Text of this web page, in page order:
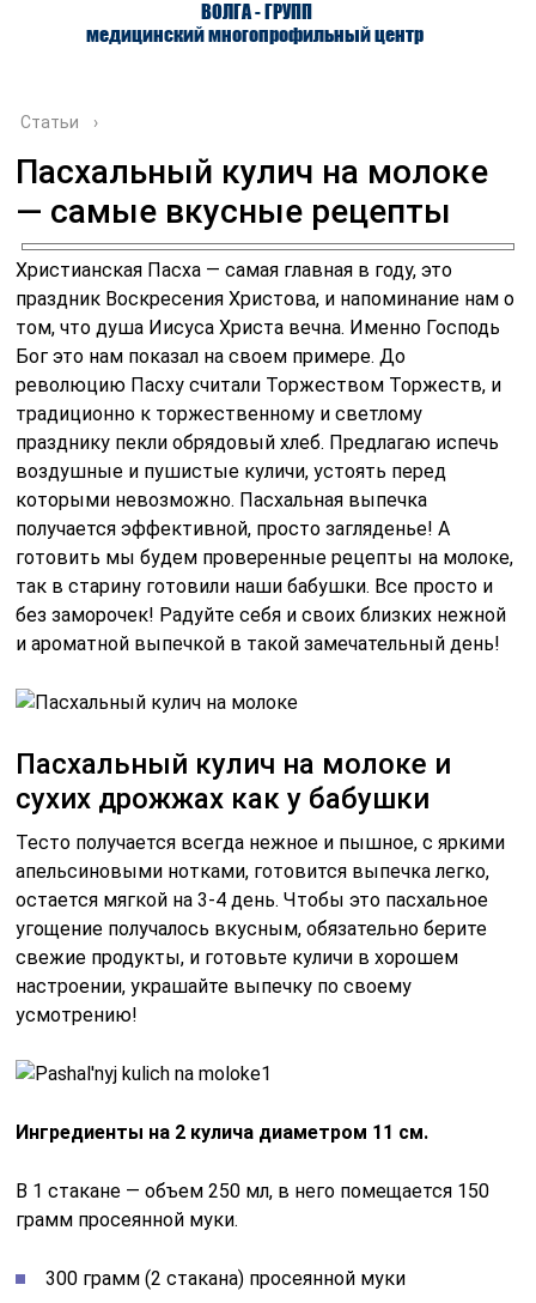
ВОЛГА - ГРУПП
медицинский многопрофильный центр
О ЦЕНТРЕ ВРАЧИ УСЛУГИ
Статьи ›
Пасхальный кулич на молоке
— самые вкусные рецепты
Христианская Пасха — самая главная в году, это
праздник Воскресения Христова, и напоминание нам о
том, что душа Иисуса Христа вечна. Именно Господь
Бог это нам показал на своем примере. До
революцию Пасху считали Торжеством Торжеств, и
традиционно к торжественному и светлому
празднику пекли обрядовый хлеб. Предлагаю испечь
воздушные и пушистые куличи, устоять перед
которыми невозможно. Пасхальная выпечка
получается эффективной, просто загляденье! А
готовить мы будем проверенные рецепты на молоке,
так в старину готовили наши бабушки. Все просто и
без заморочек! Радуйте себя и своих близких нежной
и ароматной выпечкой в такой замечательный день!
Пасхальный кулич на молоке и
сухих дрожжах как у бабушки
Тесто получается всегда нежное и пышное, с яркими
апельсиновыми нотками, готовится выпечка легко,
остается мягкой на 3-4 день. Чтобы это пасхальное
угощение получалось вкусным, обязательно берите
свежие продукты, и готовьте куличи в хорошем
настроении, украшайте выпечку по своему
усмотрению!
Ингредиенты на 2 кулича диаметром 11 см.
В 1 стакане — объем 250 мл, в него помещается 150
грамм просеянной муки.
300 грамм (2 стакана) просеянной муки